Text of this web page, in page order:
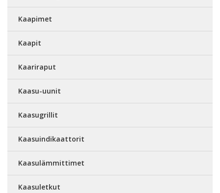
Kaapimet
Kaapit
Kaariraput
Kaasu-uunit
Kaasugrillit
Kaasuindikaattorit
Kaasulämmittimet
Kaasuletkut